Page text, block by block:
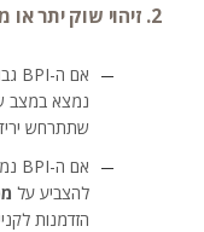
2. זיהוי שוק יתר או מכירת יתר:
נמצא במצב
שתתרחש
להצביע על
הזדמנות